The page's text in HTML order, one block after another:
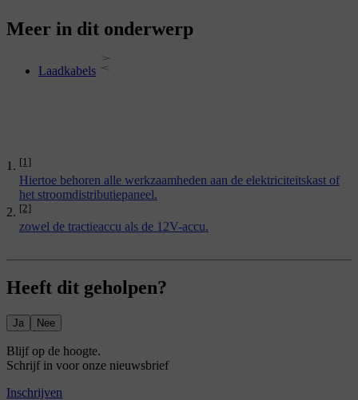
[1]
Hiertoe behoren alle werkzaamheden aan de elektriciteitskast of
het stroomdistributiepaneel.
[2]
zowel de tractieaccu als de 12V-accu.
Meer in dit onderwerp
Laadkabels
Heeft dit geholpen?
Ja Nee